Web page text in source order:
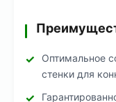
Оптимальное
стенки для